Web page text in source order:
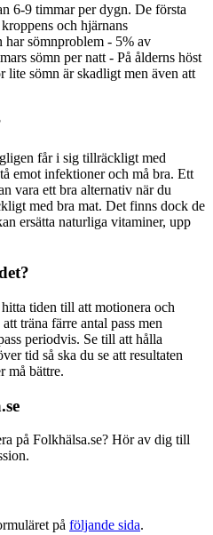
6-9 timmar per dygn. De första
och hjärnans
har sömnproblem - 5% av
sömn per natt - På ålderns höst
lite sömn är skadligt men även att
får i sig tillräckligt med
emot infektioner och må bra. Ett
vara ett bra alternativ när du
med bra mat. Det finns dock de
ersätta naturliga vitaminer, upp
tiden till att motionera och
träna färre antal pass men
periodvis. Se till att hålla
tid så ska du se att resultaten
må bättre.
på Folkhälsa.se? Hör av dig till
på följande sida.